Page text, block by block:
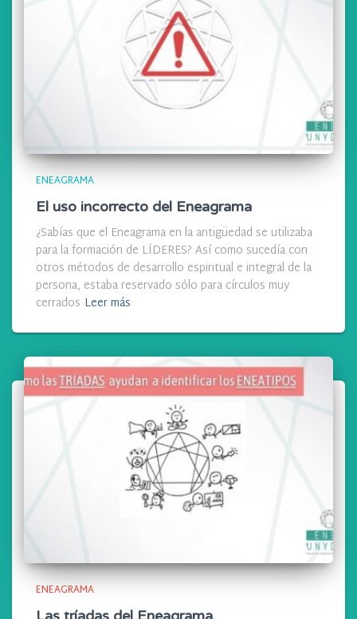
ENEAGRAMA
El uso incorrecto del Eneagrama
¿Sabías que el Eneagrama en la antigüedad se utilizaba
para la formación de LÍDERES? Así como sucedía con
otros métodos de desarrollo espiritual e integral de la
persona, estaba reservado sólo para círculos muy
cerrados Leer más
ENEAGRAMA